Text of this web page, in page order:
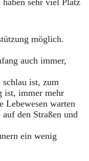
sehr viel Platz
möglich.
auch immer,
schlau ist, zum
ist, immer mehr
Lebewesen warten
den Straßen und
ein wenig